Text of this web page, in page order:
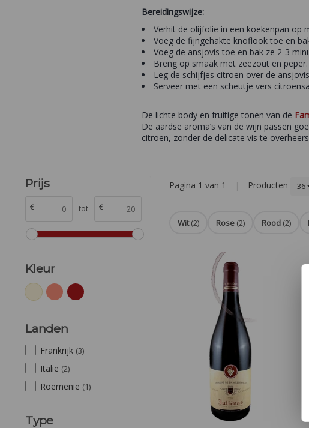
Bereidingswijze:
Verhit de olijfolie in een koekenpan op
Voeg de fijngehakte knoflook toe en
Voeg de ansjovis toe en bak ze 2-3
Breng op smaak met zeezout en peper.
Leg de schijfjes citroen over de
Serveer met een scheutje vers
De lichte body en fruitige tonen van de
De aardse aroma’s van de wijn passen
citroen, zonder de delicate vis te
Prijs
€ tot €
Kleur
Landen
Frankrijk (3)
Italie (2)
Roemenie (1)
Type
Pagina 1 van 1 Producten 36
Wit (2) Rose (2) Rood (2)